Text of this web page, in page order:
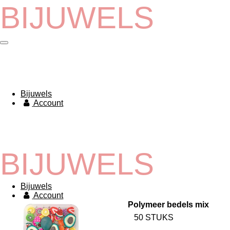
Ga
direct
naar
hoofdinhoud
BIJUWELS
Bijuwels
Account
BIJUWELS
Bijuwels
Account
Polymeer bedels mix
50 STUKS